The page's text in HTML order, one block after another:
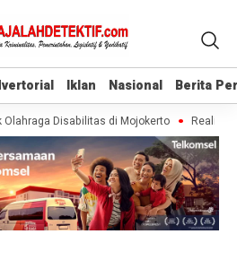
Iklan Nasional Berita
Iklan Nasional Berita
Disabilitas di Mojokerto Realisasi